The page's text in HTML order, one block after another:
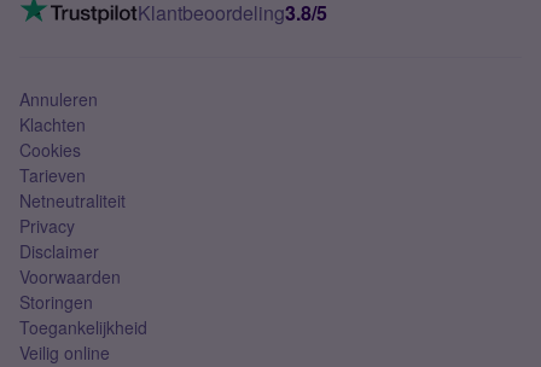
Mobiel abonnement
Klantbeoordeling3.8/5
Annuleren
Klachten
Cookies
Tarieven
Netneutraliteit
Privacy
Disclaimer
Voorwaarden
Storingen
Toegankelijkheid
Veilig online